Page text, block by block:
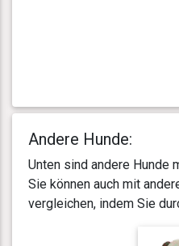
Andere Hunde:
Unten sind andere Hunde
Sie können auch mit
vergleichen, indem Sie